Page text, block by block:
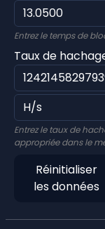
Entrez le temps de
Taux de
Entrez le taux de
appropriée dans le
Réinitialiser
les données